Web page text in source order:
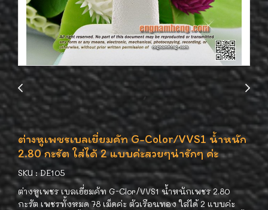
ต่างหูเพชรเบลเยี่ยมคัท G-Color/VVS1 น้ำหนัก
2.80 กะรัต ใส่ได้ 2 แบบค่ะสวยๆน่ารักๆ ค่ะ
SKU : DE105
ต่างหูเพชร เบลเยี่ยมคัท G-Clor/VVS1 น้ำหนักเพชร 2.80
กะรัต เพชรทั้งหมด 78 เม็ดค่ะ ตัวเรือนทอง ใส่ได้ 2 แบบค่ะ